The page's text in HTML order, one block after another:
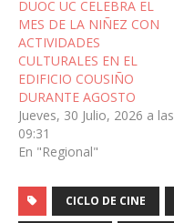
DUOC UC CELEBRA EL
MES DE LA NIÑEZ CON
ACTIVIDADES
CULTURALES EN EL
EDIFICIO COUSIÑO
DURANTE AGOSTO
Jueves, 30 Julio, 2026 a las
09:31
En "Regional"
CICLO DE CINE